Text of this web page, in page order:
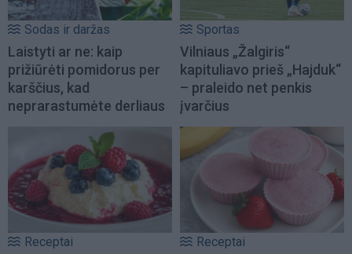
Sodas ir daržas
Laistyti ar ne: kaip
prižiūrėti pomidorus per
karščius, kad
neprarastumėte derliaus
Sportas
Vilniaus „Žalgiris“
kapituliavo prieš „Hajduk“
– praleido net penkis
įvarčius
Receptai Receptai